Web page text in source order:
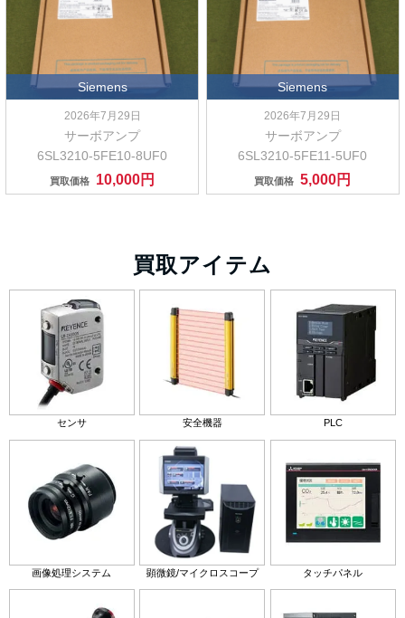
Siemens
2026年7月29日
サーボアンプ
6SL3210-5FE10-8UF0
買取価格 10,000円
Siemens
2026年7月29日
サーボアンプ
6SL3210-5FE11-5UF0
買取価格 5,000円
買取アイテム
センサ 安全機器 PLC
画像処理システム 顕微鏡/マイクロスコープ タッチパネル